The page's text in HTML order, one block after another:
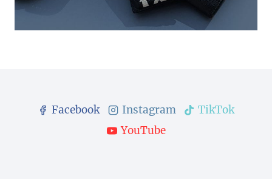
Facebook Instagram
TikTok
YouTube